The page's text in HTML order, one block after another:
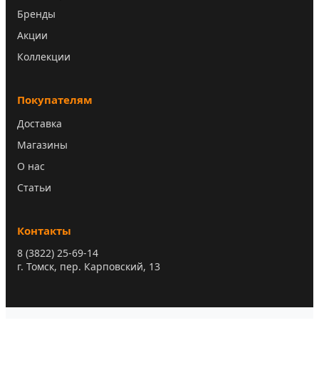
Бренды
Акции
Коллекции
Покупателям
Доставка
Магазины
О нас
Статьи
Контакты
8 (3822) 25-69-14
г. Томск, пер. Карповский, 13